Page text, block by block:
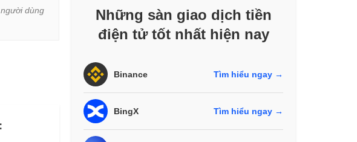
dùng
Những sàn giao dịch tiền
điện tử tốt nhất hiện nay
Binance Tìm hiểu ngay →
BingX Tìm hiểu ngay →